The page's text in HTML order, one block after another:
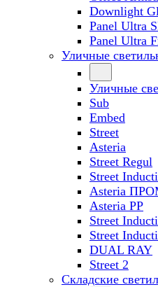
Downlight
Panel Ultra
Panel Ultra
Уличные
Уличные
Sub
Embed
Street
Asteria
Street Regul
Street
Asteria
Asteria PP
Street
Street
DUAL RAY
Street 2
Складские